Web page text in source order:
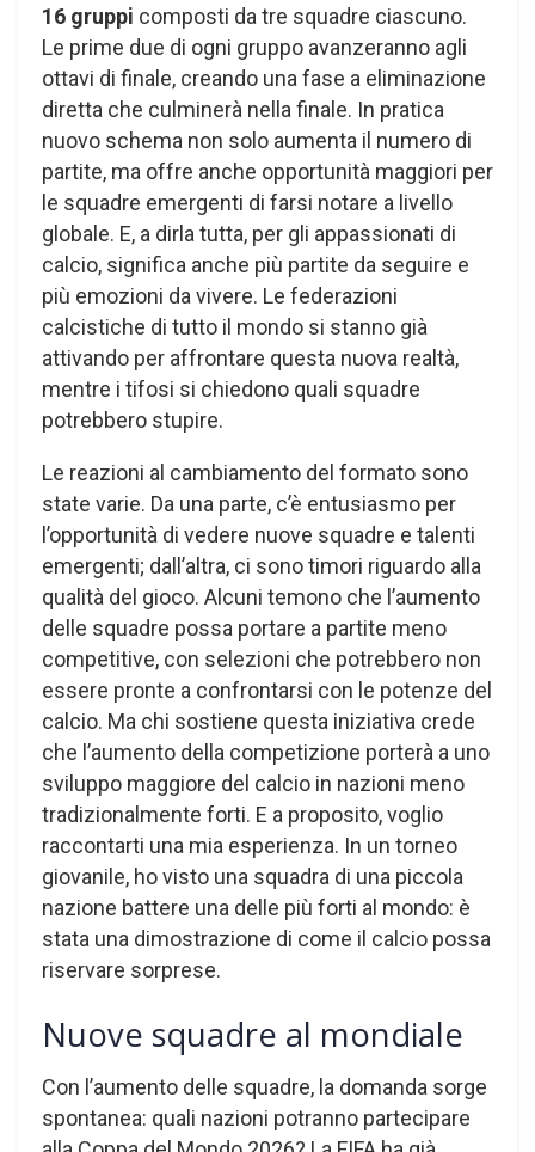
16 gruppi composti da tre squadre ciascuno.
Le prime due di ogni gruppo avanzeranno agli
ottavi di finale, creando una fase a eliminazione
diretta che culminerà nella finale. In pratica
nuovo schema non solo aumenta il numero di
partite, ma offre anche opportunità maggiori per
le squadre emergenti di farsi notare a livello
globale. E, a dirla tutta, per gli appassionati di
calcio, significa anche più partite da seguire e
più emozioni da vivere. Le federazioni
calcistiche di tutto il mondo si stanno già
attivando per affrontare questa nuova realtà,
mentre i tifosi si chiedono quali squadre
potrebbero stupire.
Le reazioni al cambiamento del formato sono
state varie. Da una parte, c’è entusiasmo per
l’opportunità di vedere nuove squadre e talenti
emergenti; dall’altra, ci sono timori riguardo alla
qualità del gioco. Alcuni temono che l’aumento
delle squadre possa portare a partite meno
competitive, con selezioni che potrebbero non
essere pronte a confrontarsi con le potenze del
calcio. Ma chi sostiene questa iniziativa crede
che l’aumento della competizione porterà a uno
sviluppo maggiore del calcio in nazioni meno
tradizionalmente forti. E a proposito, voglio
raccontarti una mia esperienza. In un torneo
giovanile, ho visto una squadra di una piccola
nazione battere una delle più forti al mondo: è
stata una dimostrazione di come il calcio possa
riservare sorprese.
Nuove squadre al mondiale
Con l’aumento delle squadre, la domanda sorge
spontanea: quali nazioni potranno partecipare